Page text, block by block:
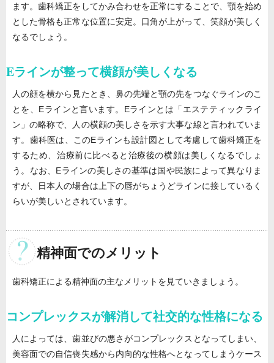
ます。歯科矯正をしてかみ合わせを正常にすることで、顎を始め
とした骨格も正常な位置に安定。口角が上がって、笑顔が美しく
なるでしょう。
Eラインが整って横顔が美しくなる
人の顔を横から見たとき、鼻の先端と顎の先をつなぐラインのこ
とを、Eラインと言います。Eラインとは「エステティックライ
ン」の略称で、人の横顔の美しさを示す大事な線と言われていま
す。歯科医は、このEラインも設計図として考慮して歯科矯正を
するため、治療前に比べると治療後の横顔は美しくなるでしょ
う。なお、Eラインの美しさの基準は国や民族によって異なりま
すが、日本人の場合は上下の唇がちょうどラインに接しているく
らいが美しいとされています。
精神面でのメリット
歯科矯正による精神面の主なメリットを見ていきましょう。
コンプレックスが解消して社交的な性格になる
人によっては、歯並びの悪さがコンプレックスとなってしまい、
美容面での自信喪失感から内向的な性格へとなってしまうケース